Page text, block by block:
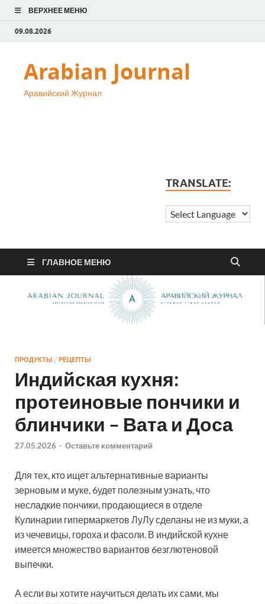
ВЕРХНЕЕ МЕНЮ
09.08.2026
Arabian Journal
Аравийский Журнал
TRANSLATE:
ГЛАВНОЕ МЕНЮ
ПРОДУКТЫ / РЕЦЕПТЫ
Индийская кухня:
протеиновые пончики и
блинчики – Вата и Доса
27.05.2026 - Оставьте комментарий
Для тех, кто ищет альтернативные варианты
зерновым и муке, 6удет полезным узнать, что
несладкие пончики, продающиеся в отделе
Кулинарии гипермаркетов ЛуЛу сделаны не из муки, а
из чечевицы, гороха и фасоли. В индийской кухне
имеется множество вариантов 6езглютеновой
выпечки.
А если вы хотите научиться делать их сами, мы